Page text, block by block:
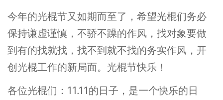
今年的光棍节又如期而至了，希望光棍们务必
保持谦虚谨慎，不骄不躁的作风，找对象要做
到有的找就找，找不到就不找的务实作风，开
创光棍工作的新局面。光棍节快乐！
各位光棍们：11.11的日子，是一个快乐的日